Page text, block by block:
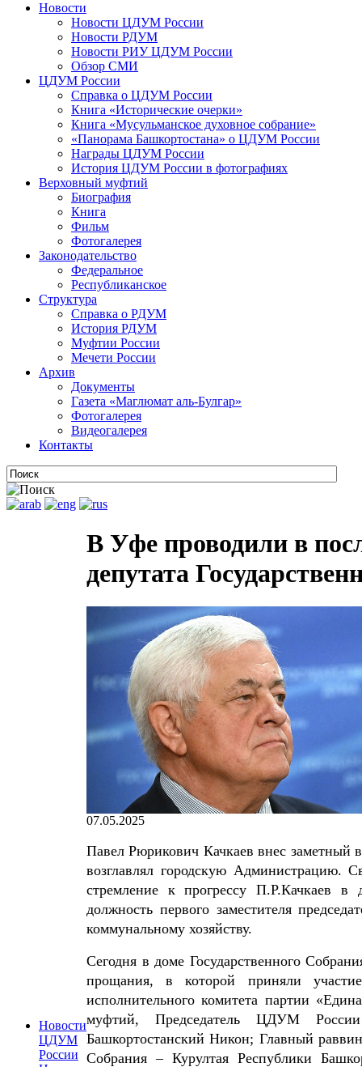
Новости
Новости ЦДУМ России
Новости РДУМ
Новости РИУ ЦДУМ России
Обзор СМИ
ЦДУМ России
Справка о ЦДУМ России
Книга «Исторические очерки»
Книга «Мусульманское духовное собрание»
«Панорама Башкортостана» о ЦДУМ России
Награды ЦДУМ России
История ЦДУМ России в фотографиях
Верховный муфтий
Биография
Книга
Фильм
Фотогалерея
Законодательство
Федеральное
Республиканское
Структура
Справка о РДУМ
История РДУМ
Муфтии России
Мечети России
Архив
Документы
Газета «Маглюмат аль-Булгар»
Фотогалерея
Видеогалерея
Контакты
Новости
ЦДУМ
России
В Уфе проводили в
депутата
07.05.2025
Павел Рюрикович Качкаев внес заметный
возглавлял городскую Администрацию.
стремление к прогрессу П.Р.Качкаев в
должность первого заместителя
коммунальному хозяйству.
Сегодня в доме Государственного
прощания, в которой приняли
исполнительного комитета партии
муфтий, Председатель ЦДУМ
Башкортостанский Никон; Главный
Собрания – Курултая Республики